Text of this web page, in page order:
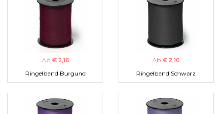
Ab € 2,16
Ringelband Burgund
Ab € 2,16
Ringelband Schwarz